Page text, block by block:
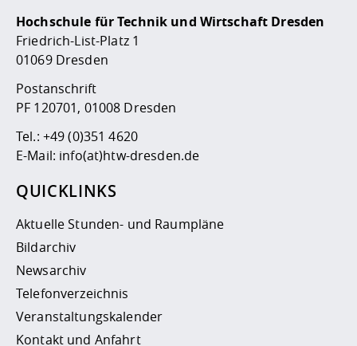
Hochschule für Technik und Wirtschaft Dresden
Friedrich-List-Platz 1
01069 Dresden
Postanschrift
PF 120701, 01008 Dresden
Tel.: +49 (0)351 4620
E-Mail: info(at)htw-dresden.de
QUICKLINKS
Aktuelle Stunden- und Raumpläne
Bildarchiv
Newsarchiv
Telefonverzeichnis
Veranstaltungskalender
Kontakt und Anfahrt